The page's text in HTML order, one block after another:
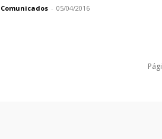
Comunicados - 05/04/2016